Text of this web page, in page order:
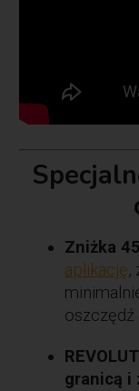
Zniżka
aplikację,
oszczędź
granicą i